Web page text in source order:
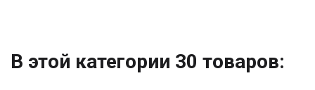
В этой категории 30 товаров: